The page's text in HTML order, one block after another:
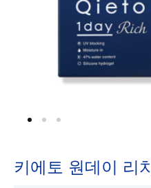
키에토 원데이 리치